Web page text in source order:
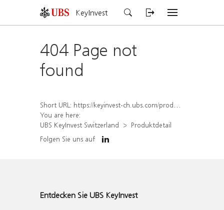
KeyInvest
404 Page not
found
Short URL: https://keyinvest-ch.ubs.com/produkt/detail/index/isin/CH1563493084
You are here:
UBS KeyInvest Switzerland
Produktdetail
Folgen Sie uns auf
Entdecken Sie UBS KeyInvest